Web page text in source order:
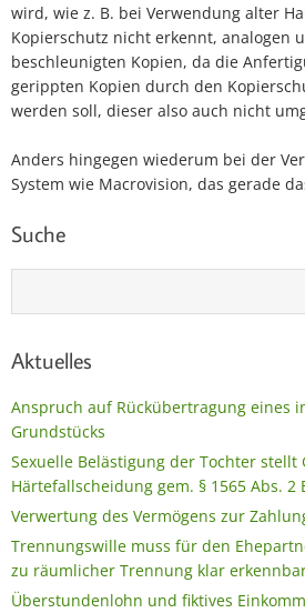
wird, wie z. B. bei Verwendung alter
Kopierschutz nicht erkennt, analogen
beschleunigten Kopien, da die
gerippten Kopien durch den
werden soll, dieser also auch nicht
Anders hingegen wiederum bei der
System wie Macrovision, das gerade
Suche
Aktuelles
Anspruch auf Rückübertragung eines
Grundstücks
Sexuelle Belästigung der Tochter stellt
Härtefallscheidung gem. § 1565 Abs. 2
Verwertung des Vermögens zur
Trennungswille muss für den
zu räumlicher Trennung klar
Überstundenlohn und fiktives